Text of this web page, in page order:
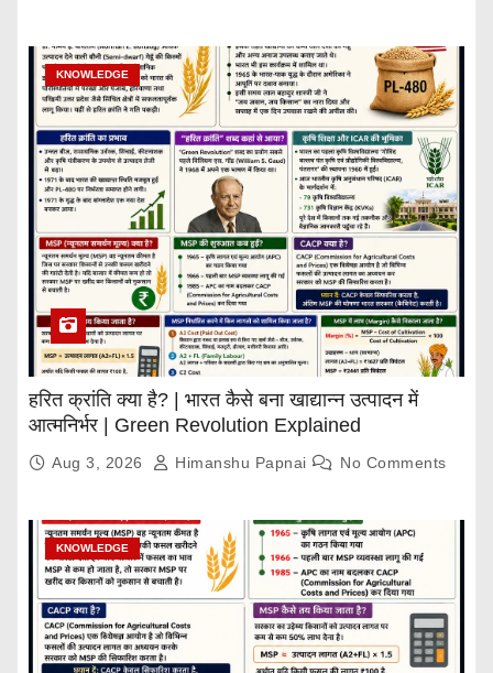
KNOWLEDGE
हरित क्रांति क्या है? | भारत कैसे बना खाद्यान्न उत्पादन में
आत्मनिर्भर | Green Revolution Explained
Aug 3, 2026 Himanshu Papnai No Comments
KNOWLEDGE